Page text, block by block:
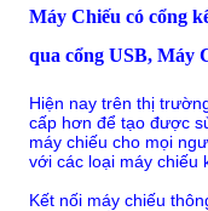
Máy Chiếu có cổng
qua cổng USB, Máy
Hiện nay trên thị
cấp hơn để tạo được
máy chiếu cho mọi
với các loại máy chiếu
Kết nối máy chiếu